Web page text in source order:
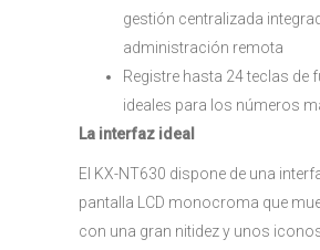
gestión centralizada
administración remota
Registre hasta 24 teclas de
ideales para los números
La interfaz ideal
El KX-NT630 dispone de una
pantalla LCD monocroma que
con una gran nitidez y unos